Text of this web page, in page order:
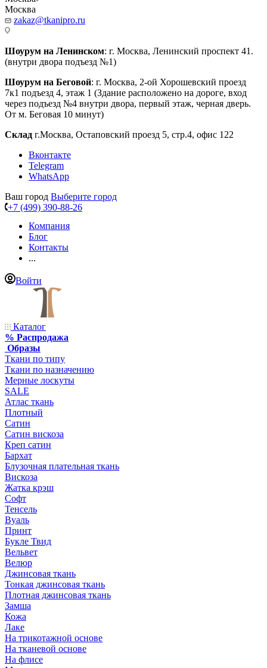
Москва
zakaz@tkanipro.ru
Шоурум на Ленинском: г. Москва, Ленинский проспект 41.
(внутри двора подъезд №1)
Шоурум на Беговой: г. Москва, 2-ой Хорошевский проезд
7к1 подъезд 4, этаж 1 (Здание расположено на дороге, вход
через подъезд №4 внутри двора, первый этаж, черная дверь.
От м. Беговая 10 минут)
Склад г.Москва, Остаповский проезд 5, стр.4, офис 122
Вконтакте
Telegram
WhatsApp
Ваш город Выберите город
+7 (499) 390-88-26
Компания
Блог
Контакты
...
Войти
Каталог
% Распродажа
Образы
Ткани по типу
Ткани по назначению
Мерные лоскуты
SALE
Атлас ткань
Плотный
Сатин
Сатин вискоза
Креп сатин
Бархат
Блузочная плательная ткань
Вискоза
Жатка крэш
Софт
Тенсель
Вуаль
Принт
Букле Твид
Вельвет
Велюр
Джинсовая ткань
Тонкая джинсовая ткань
Плотная джинсовая ткань
Замша
Кожа
Лаке
На трикотажной основе
На тканевой основе
На флисе